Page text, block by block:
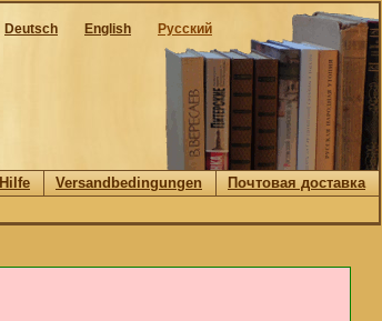
Русский
English
Deutsch
Hilfe Versandbedingungen Почтовая доставка